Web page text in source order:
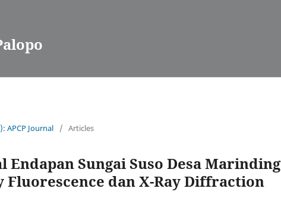
APCP Journal / Articles
Sungai Suso Desa Marinding
Fluorescence dan X-Ray Diffraction